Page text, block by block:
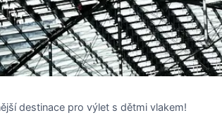
destinace pro výlet s dětmi vlakem!